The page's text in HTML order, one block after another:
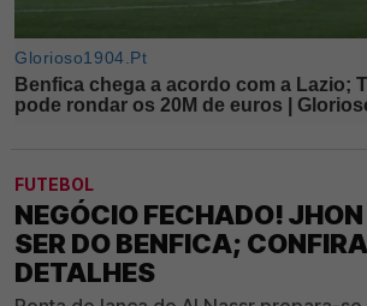
FUTEBOL
NEGÓCIO FECHADO!
SER DO BENFICA;
DETALHES